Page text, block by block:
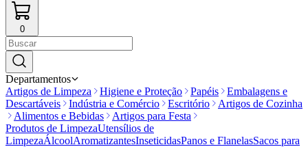
0
Departamentos
Artigos de Limpeza
Higiene e Proteção Papéis
Embalagens e
Descartáveis
Indústria e Comércio Escritório
Artigos de Cozinha
Alimentos e Bebidas
Artigos para Festa
Produtos de LimpezaUtensílios de
LimpezaÁlcoolAromatizantesInseticidasPanos e FlanelasSacos para